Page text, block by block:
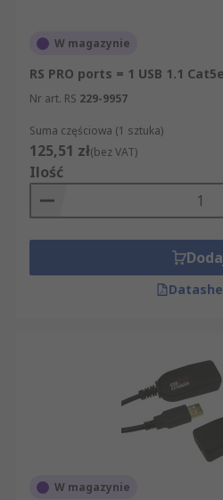
USB. RS ułatwia Państwu
sortowanie artykułów z
USB według nazwy, ceny,
dostępności w magazynie.
opisom naszych produktów
łatwością znaleźć taki
spełniać wszystkie Państwa
W magazynie
RS PRO ports = 1 USB 1.1
Nr art. RS 229-9957
Suma częściowa (1 sztuka)
125,51 zł(bez VAT)
Ilość
W magazynie